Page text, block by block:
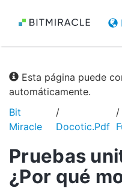
Esta página puede
automáticamente.
Bit
Miracle
Docotic.Pdf
Pruebas
¿Por qué